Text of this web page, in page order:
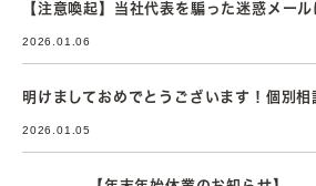
【注意喚起】当社代表を騙った迷惑メー
2026.01.06
明けましておめでとうございます！個別
2026.01.05